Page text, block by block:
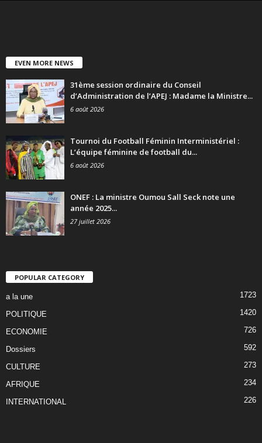
EVEN MORE NEWS
31ème session ordinaire du Conseil
d’Administration de l’APEJ : Madame la Ministre...
6 août 2026
Tournoi du Football Féminin Interministériel :
L’équipe féminine de football du...
6 août 2026
ONEF : La ministre Oumou Sall Seck note une
année 2025...
27 juillet 2026
POPULAR CATEGORY
a la une 1723
POLITIQUE 1420
ECONOMIE 726
Dossiers 592
CULTURE 273
AFRIQUE 234
INTERNATIONAL 226